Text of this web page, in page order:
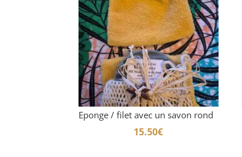
Eponge / filet avec un savon rond
15.50€